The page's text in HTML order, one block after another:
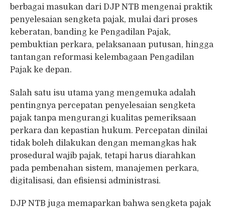
berbagai masukan dari DJP NTB mengenai praktik
penyelesaian sengketa pajak, mulai dari proses
keberatan, banding ke Pengadilan Pajak,
pembuktian perkara, pelaksanaan putusan, hingga
tantangan reformasi kelembagaan Pengadilan
Pajak ke depan.
Salah satu isu utama yang mengemuka adalah
pentingnya percepatan penyelesaian sengketa
pajak tanpa mengurangi kualitas pemeriksaan
perkara dan kepastian hukum. Percepatan dinilai
tidak boleh dilakukan dengan memangkas hak
prosedural wajib pajak, tetapi harus diarahkan
pada pembenahan sistem, manajemen perkara,
digitalisasi, dan efisiensi administrasi.
DJP NTB juga memaparkan bahwa sengketa pajak